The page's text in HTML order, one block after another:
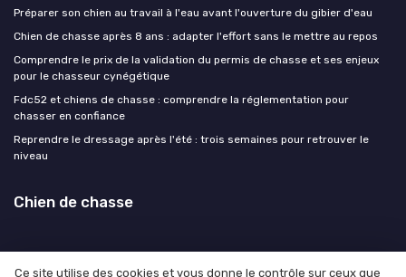
Préparer son chien au travail à l'eau avant l'ouverture du gibier d'eau
Chien de chasse après 8 ans : adapter l'effort sans le mettre au repos
Comprendre le prix de la validation du permis de chasse et ses enjeux
pour le chasseur cynégétique
Fdc52 et chiens de chasse : comprendre la réglementation pour
chasser en confiance
Reprendre le dressage après l'été : trois semaines pour retrouver le
niveau
Chien de chasse
Ce site utilise des cookies et vous donne le contrôle sur ceux que